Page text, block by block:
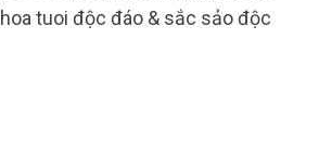
tuoi độc đáo & sắc sảo độc